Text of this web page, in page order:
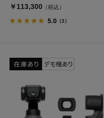
￥113,300 （税込）
5.0 （2）